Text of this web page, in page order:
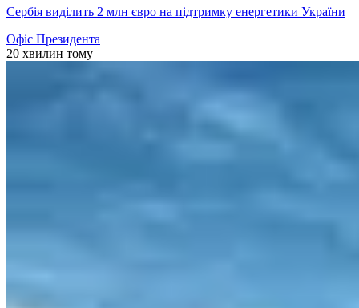
Сербія виділить 2 млн євро на підтримку енергетики України
Офіс Президента
20 хвилин тому